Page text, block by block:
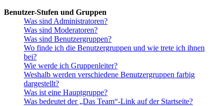
Benutzer-Stufen und Gruppen
Was sind Administratoren?
Was sind Moderatoren?
Was sind Benutzergruppen?
Wo finde ich die Benutzergruppen und wie trete ich ihnen
bei?
Wie werde ich Gruppenleiter?
Weshalb werden verschiedene Benutzergruppen farbig
dargestellt?
Was ist eine Hauptgruppe?
Was bedeutet der „Das Team“-Link auf der Startseite?